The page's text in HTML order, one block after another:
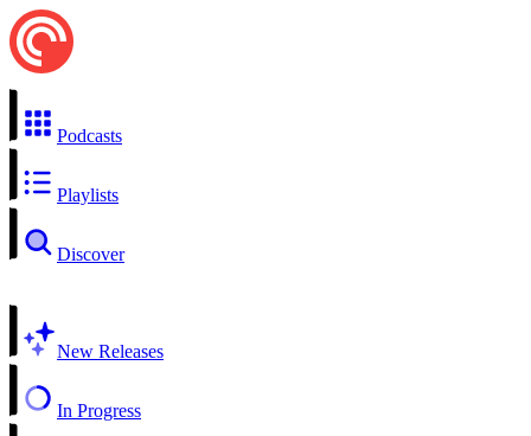
Podcasts
Playlists
Discover
New Releases
In Progress